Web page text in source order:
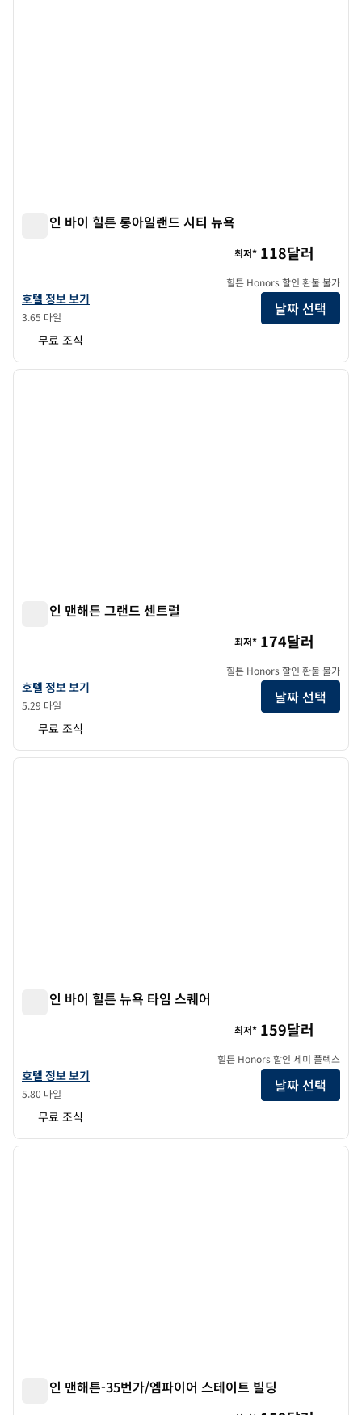
햄튼 인 바이 힐튼 롱아일랜드 시티 뉴욕
햄튼 인 바이 힐튼 롱아일랜드 시티 뉴욕의 호텔 정보 보기
호텔 정보 보기
3.65 마일
최저* 118달러
힐튼 Honors 할인 환불 불가
날짜 선택
무료 조식
1/12
1/12
다음
햄튼 인 맨해튼 그랜드 센트럴
햄튼 인 맨해튼 그랜드 센트럴의 호텔 정보 보기
호텔 정보 보기
5.29 마일
최저* 174달러
힐튼 Honors 할인 환불 불가
날짜 선택
무료 조식
1/11
1/11
다음
햄튼 인 바이 힐튼 뉴욕 타임 스퀘어
햄튼 인 바이 힐튼 뉴욕 타임 스퀘어의 호텔 정보 보기
호텔 정보 보기
5.80 마일
최저* 159달러
힐튼 Honors 할인 세미 플렉스
날짜 선택
무료 조식
1/12
1/12
다음
햄튼 인 맨해튼-35번가/엠파이어 스테이트 빌딩